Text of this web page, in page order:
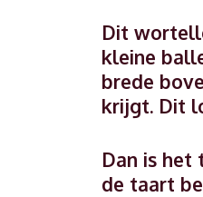
Dit
kleine
brede
krijgt. Dit
Dan is het
de taart